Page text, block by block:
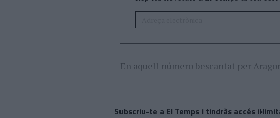
En aquell número bescantat per
Subscriu-te a El Temps i tindràs accés